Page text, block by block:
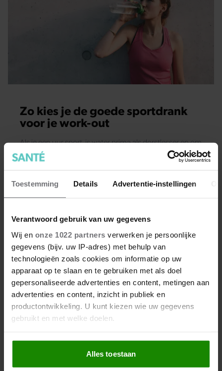
Toestemming Details Advertentie-instellingen
Verantwoord gebruik van uw gegevens
Wij en onze 1022 partners verwerken je persoonlijke
gegevens (bijv. uw IP-adres) met behulp van
technologieën zoals cookies om informatie op uw
apparaat op te slaan en te gebruiken met als doel
gepersonaliseerde advertenties en content, metingen aan
advertenties en content, inzicht in publiek en
productontwikkeling. U kunt kiezen wie uw gegevens
gebruikt en met welke doelen.
Als u het toestaat, willen we ook graag:
Informatie verzamelen over uw geografische
locatie, die tot een paar meter nauwkeurig kan zijn
Alles toestaan
Zo kies je de goede sportdrank
voor je work-out
Als je een uur sport, is water prima als dorstlesser en om
het vochttekort aan te vullen. Ga je intensief sporten of
is het warm, dan kan je lichaam soms voordeel hebben